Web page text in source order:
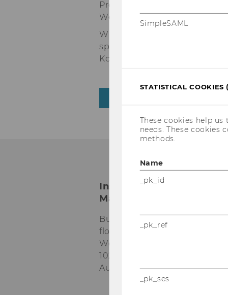
Programme. Eine zentrale
Weiterentwicklung des
Wir bedanken uns sehr
spannenden Austausch und
Kooperation mit dem TQW
Institute for Marketing
Management
Building D2, Entrance A, 1st
floor
Welthandelsplatz 1
1020
Austria
SimpleSAML
STATISTICAL COOKIES
These cookies help
needs. These cookies
methods.
Name
_pk_id
_pk_ref
_pk_ses